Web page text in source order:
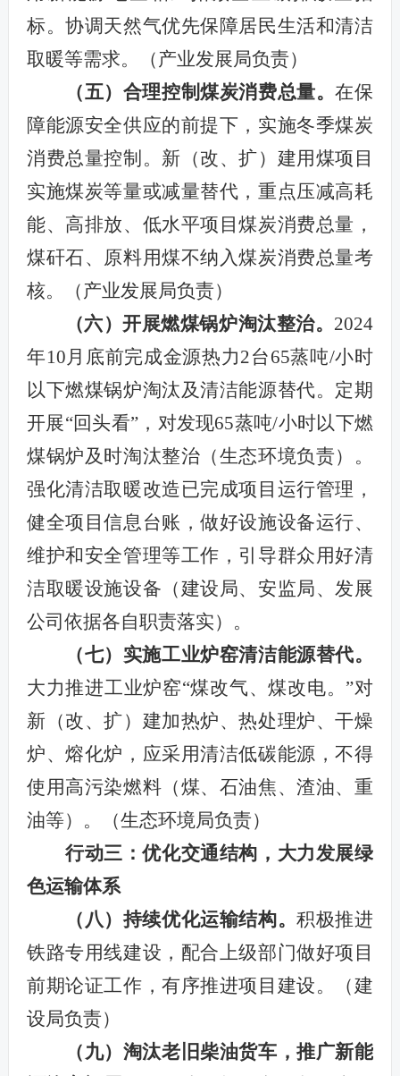
标。协调天然气优先保障居民生活和清洁
取暖等需求。（产业发展局负责）
（五）合理控制煤炭消费总量。在保
障能源安全供应的前提下，实施冬季煤炭
消费总量控制。新（改、扩）建用煤项目
实施煤炭等量或减量替代，重点压减高耗
能、高排放、低水平项目煤炭消费总量，
煤矸石、原料用煤不纳入煤炭消费总量考
核。
（产业发展局负责）
（六）开展燃煤锅炉淘汰整治。 2024
年10月 底前完成金源热力2台65蒸吨/小时
以下燃煤锅炉淘汰及清洁能源替代。定期
开展“回头看”，对发现65蒸吨/小时以下燃
煤锅炉及时淘汰整治（生态环境负责）。
强化清洁取暖改造已完成项目运行管理，
健全项目信息台账，做好设施设备运行、
维护和安全管理等工作，引导群众用好清
洁取暖设施设备（建设局、安监局、发展
公司 依据各自职责落实）。
（七）实施工业炉窑清洁能源替代。
大力推进工业炉窑“煤改气、煤改电。”对
新（改、扩）建加热炉、热处理炉、干燥
炉、熔化炉，应采用清洁低碳能源，不得
使用高污染燃料（煤、石油焦、渣油、重
油等）。（生态环境局负责）
行动三：优化交通结构，大力发展绿
色运输体系
（八）持续优化运输结构。积极推进
铁路专用线建设， 配合上级部门做好项目
前期论证工作，有序推进项目建设。（建
设局负责）
（九）淘汰老旧柴油货车，推广新能